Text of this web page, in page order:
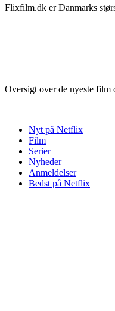
Flixfilm.dk er Danmarks
Oversigt over de nyeste film
Nyt på Netflix
Film
Serier
Nyheder
Anmeldelser
Bedst på Netflix